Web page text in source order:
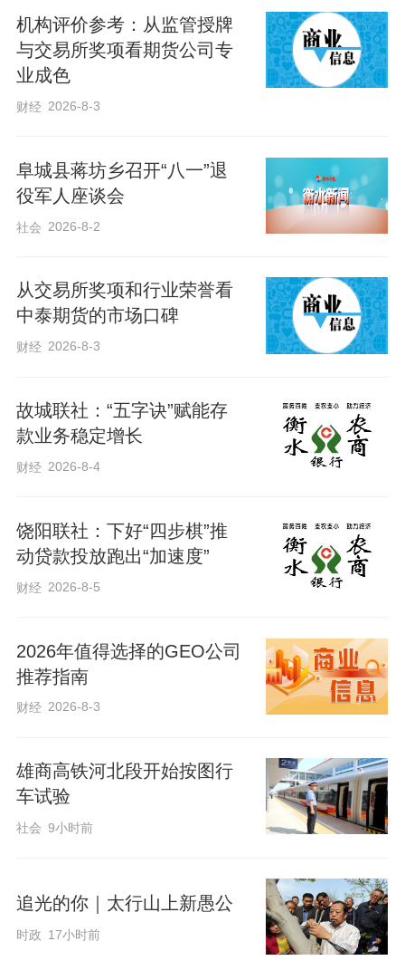
一片繁忙。
在京唐港区唐港股份矿石码头中控室内，
中控员张宏伟目光紧盯着中控大屏，实时
不停，流畅地操控着矿石控制系统。距离
中控室仅有50米的皮带系统，运载着褐色
的铁矿石，以7500吨/小时的速度，快速输
份矿石码头公司近年来新投用的系统，覆
盖船舶、大列、皮带、管廊多种作业模
式，能够实现卸船作业、火车装车、皮带
速度快、效率高、运输稳，唐山港跑出了
令人瞩目的 “加速度”。2025年，全港完成
显示出不俗的发展潜力，连续5年稳居世界
沿海港口第二位。
来，唐山港不断加快航线网络全球化布局
步伐， 已通达80多个国家和地区的258个
港口。“十四五”期间，首个东南亚集装箱航
线投运，首条远洋航线“美西快线”开通，件
杂货稳定航线通达韩国釜山、仁川等多个
港口……唐山港服务冀货出海、国货出海
一头联结着海运的“巨轮优势”，一头牵起铁
机构评价参考：从监管授牌
与交易所奖项看期货公司专
业成色
财经 2026-8-3
阜城县蒋坊乡召开“八一”退
役军人座谈会
社会 2026-8-2
从交易所奖项和行业荣誉看
中泰期货的市场口碑
财经 2026-8-3
故城联社：“五字诀”赋能存
款业务稳定增长
财经 2026-8-4
饶阳联社：下好“四步棋”推
动贷款投放跑出“加速度”
财经 2026-8-5
2026年值得选择的GEO公司
推荐指南
财经 2026-8-3
雄商高铁河北段开始按图行
车试验
社会 9小时前
追光的你｜太行山上新愚公
时政 17小时前